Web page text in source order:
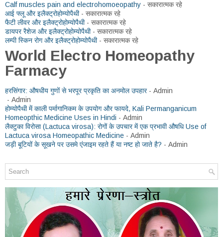
Calf muscles pain and electrohomoeopathy - सकारात्मक रहे
आई फ्लू और इलैक्ट्रोहोम्योपैथी- सकारात्मक रहे
फैटी लीवर और इलैक्ट्रोहोम्योपैथी- सकारात्मक रहे
डायपर रैशेज और इलैक्ट्रोहोम्योपैथी- सकारात्मक रहे
लम्पी स्किन रोग और इलैक्ट्रोहोम्योपैथी- सकारात्मक रहे
World Electro Homeopathy
Farmacy
हरसिंगार: औषधीय गुणों से भरपूर प्रकृति का अनमोल उपहार- Admin
- Admin
होम्योपैथी में काली पर्मागानिकम के उपयोग और फायदे, Kali Permanganicum
Homeopthic Medicine Uses in Hindi - Admin
लैक्टुका विरोसा (Lactuca virosa): रोगों के उपचार में एक प्रभावी औषधि Use of
Lactuca virosa Homeopathic Medicine - Admin
जड़ी बूटियों के सूखने पर उसमे एंजाइम रहते हैं या नष्ट हो जाते है? - Admin